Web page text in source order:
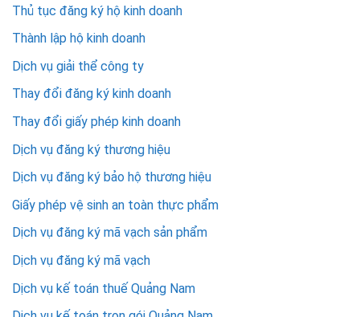
Thủ tục đăng ký hộ kinh doanh
Thành lập hộ kinh doanh
Dịch vụ giải thể công ty
Thay đổi đăng ký kinh doanh
Thay đổi giấy phép kinh doanh
Dịch vụ đăng ký thương hiệu
Dịch vụ đăng ký bảo hộ thương hiệu
Giấy phép vệ sinh an toàn thực phẩm
Dịch vụ đăng ký mã vạch sản phẩm
Dịch vụ đăng ký mã vạch
Dịch vụ kế toán thuế Quảng Nam